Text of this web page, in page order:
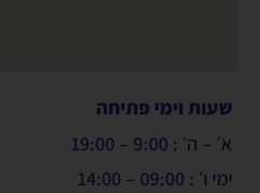
שעות וימי פתיחה
א׳ – ה׳ : 9:00 – 19:00
ימי ו׳ : 09:00 – 14:00